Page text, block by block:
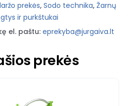
prekės, Sodo technika, Žarnų
ir purkštukai
el. paštu: eprekyba@jurgaiva.lt
prekės